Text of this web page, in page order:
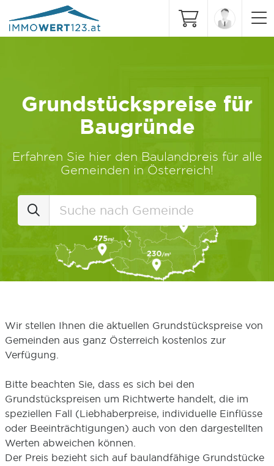
Grundstückspreise für
Baugründe
Erfahren Sie hier den Baulandpreis für alle
Gemeinden in Österreich!
Wir stellen Ihnen die aktuellen Grundstückspreise von
Gemeinden aus ganz Österreich kostenlos zur
Verfügung.
Bitte beachten Sie, dass es sich bei den
Grundstückspreisen um Richtwerte handelt, die im
speziellen Fall (Liebhaberpreise, individuelle Einflüsse
oder Beeinträchtigungen) auch von den dargestellten
Werten abweichen können.
Der Preis bezieht sich auf baulandfähige Grundstücke